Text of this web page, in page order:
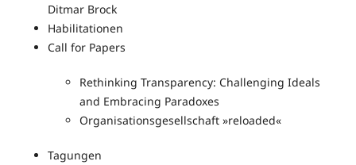
Ditmar Brock
Habilitationen
Call for Papers
Rethinking Transparency: Challenging Ideals
and Embracing Paradoxes
Organisationsgesellschaft »reloaded«
Tagungen